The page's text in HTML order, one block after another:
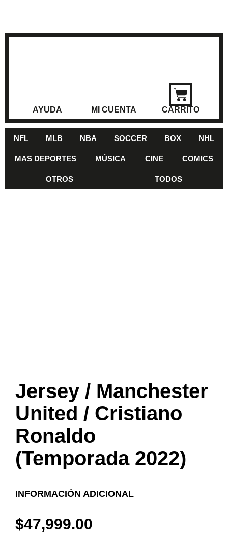
AYUDA MI CUENTA CARRITO
NFL MLB NBA SOCCER BOX NHL
MAS DEPORTES MÚSICA CINE COMICS
OTROS TODOS
Jersey / Manchester
United / Cristiano
Ronaldo
(Temporada 2022)
INFORMACIÓN ADICIONAL
$47,999.00